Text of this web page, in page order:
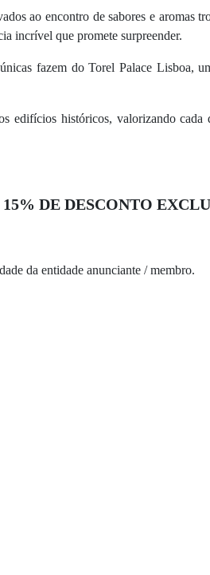
ao encontro de sabores e aromas
incrível que promete surpreender.
fazem do Torel Palace Lisboa,
edifícios históricos, valorizando cada
DE DESCONTO
da entidade anunciante / membro.